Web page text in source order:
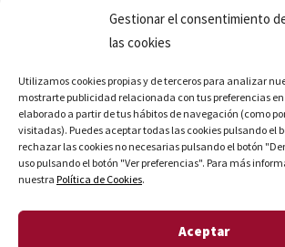
Gestionar el consentimiento
las cookies
Utilizamos cookies propias y de terceros para analizar
mostrarte publicidad relacionada con tus preferencias en
elaborado a partir de tus hábitos de navegación (como
visitadas). Puedes aceptar todas las cookies pulsando el
rechazar las cookies no necesarias pulsando el botón
uso pulsando el botón "Ver preferencias". Para más
nuestra Política de Cookies.
Aceptar
Servicio Landingweb
Crea tu audiobook
Aviso legal